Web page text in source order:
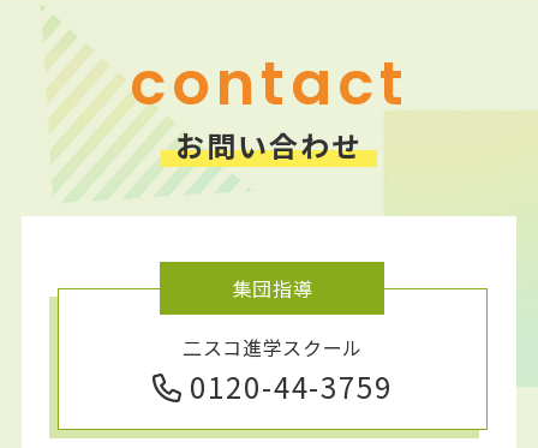
ニスコパーソナル 平岡公園教室
contact
お問い合わせ
集団指導
二スコ進学スクール
0120-44-3759